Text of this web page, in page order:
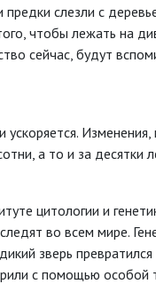
слезли с
чтобы лежать на
сейчас, будут
а то и за десятки
цитологии и
во всем мире.
зверь
с помощью особой